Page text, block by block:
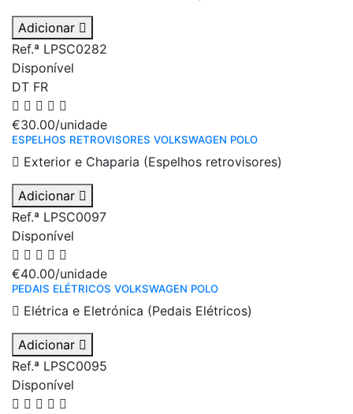
Adicionar
Ref.ª LPSC0282
Disponível
DT FR
€30.00/unidade
ESPELHOS RETROVISORES VOLKSWAGEN POLO
Exterior e Chaparia (Espelhos retrovisores)
Adicionar
Ref.ª LPSC0097
Disponível
€40.00/unidade
PEDAIS ELÉTRICOS VOLKSWAGEN POLO
Elétrica e Eletrónica (Pedais Elétricos)
Adicionar
Ref.ª LPSC0095
Disponível